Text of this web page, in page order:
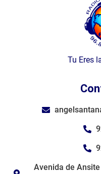
Tu Eres la
Avenida de